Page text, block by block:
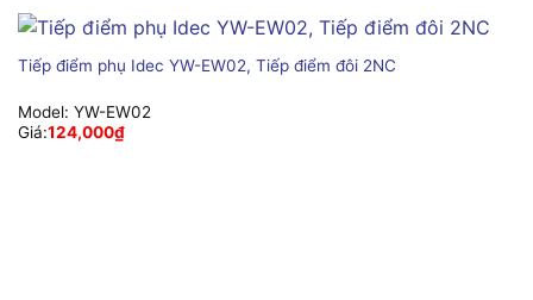
Tiếp điểm phụ Idec YW-EW02, Tiếp điểm đôi 2NC
Model: YW-EW02
Giá:124,000₫